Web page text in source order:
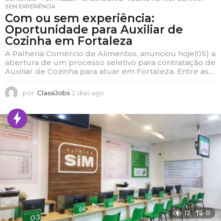
SEM EXPERIÊNCIA
Com ou sem experiência:
Oportunidade para Auxiliar de
Cozinha em Fortaleza
A Palheria Comércio de Alimentos, anunciou hoje(05) a
abertura de um processo seletivo para contratação de
Auxiliar de Cozinha para atuar em Fortaleza. Entre as...
por ClassiJobs 2 dias ago
a
g
o
12 0